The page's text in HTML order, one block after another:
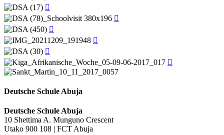
Deutsche Schule Abuja
Deutsche Schule Abuja
10 Shettima A. Munguno Crescent
Utako 900 108 | FCT Abuja